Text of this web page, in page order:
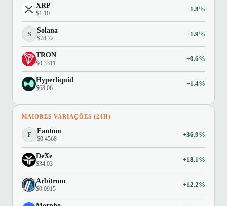
XRP
$1.10
+1.8%
S Solana
$78.72
+1.9%
TRON
$0.3311
+0.6%
Hyperliquid
$68.06
+1.4%
MAIORES VARIAÇÕES (24H)
F Fantom
$0.4568
+36.9%
DeXe
$34.03
+18.1%
Arbitrum
$0.0915
+12.2%